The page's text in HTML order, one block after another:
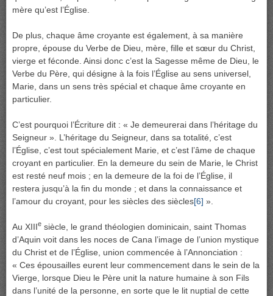
mère qu’est l’Église.
De plus, chaque âme croyante est également, à sa manière
propre, épouse du Verbe de Dieu, mère, fille et sœur du Christ,
vierge et féconde. Ainsi donc c’est la Sagesse même de Dieu, le
Verbe du Père, qui désigne à la fois l’Église au sens universel,
Marie, dans un sens très spécial et chaque âme croyante en
particulier.
C’est pourquoi l’Écriture dit : « Je demeurerai dans l’héritage du
Seigneur ». L’héritage du Seigneur, dans sa totalité, c’est
l’Église, c’est tout spécialement Marie, et c’est l’âme de chaque
croyant en particulier. En la demeure du sein de Marie, le Christ
est resté neuf mois ; en la demeure de la foi de l’Église, il
restera jusqu’à la fin du monde ; et dans la connaissance et
l’amour du croyant, pour les siècles des siècles[6] ».
Au XIIIe siècle, le grand théologien dominicain, saint Thomas
d’Aquin voit dans les noces de Cana l’image de l’union mystique
du Christ et de l’Église, union commencée à l’Annonciation :
« Ces épousailles eurent leur commencement dans le sein de la
Vierge, lorsque Dieu le Père unit la nature humaine à son Fils
dans l’unité de la personne, en sorte que le lit nuptial de cette